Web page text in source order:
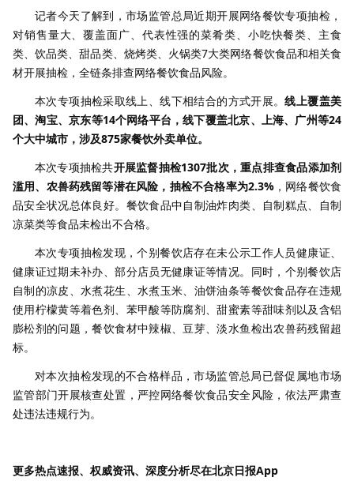
记者今天了解到，市场监管总局近期开展网络餐饮专项抽检，
对销售量大、覆盖面广、代表性强的菜肴类、小吃快餐类、主食
类、饮品类、甜品类、烧烤类、火锅类7大类网络餐饮食品和相关食
材开展抽检，全链条排查网络餐饮食品风险。
本次专项抽检采取线上、线下相结合的方式开展。线上覆盖美
团、淘宝、京东等14个网络平台，线下覆盖北京、上海、广州等24
个大中城市，涉及875家餐饮外卖单位。
本次专项抽检共开展监督抽检1307批次，重点排查食品添加剂
滥用、农兽药残留等潜在风险，抽检不合格率为2.3%，网络餐饮食
品安全状况总体良好。餐饮食品中自制油炸肉类、自制糕点、自制
凉菜类等食品未检出不合格。
本次专项抽检发现，个别餐饮店存在未公示工作人员健康证、
健康证过期未补办、部分店员无健康证等情况。同时，个别餐饮店
自制的凉皮、水煮花生、水煮玉米、油饼油条等餐饮食品存在违规
使用柠檬黄等着色剂、苯甲酸等防腐剂、甜蜜素等甜味剂以及含铝
膨松剂的问题，餐饮食材中辣椒、豆芽、淡水鱼检出农兽药残留超
标。
对本次抽检发现的不合格样品，市场监管总局已督促属地市场
监管部门开展核查处置，严控网络餐饮食品安全风险，依法严肃查
处违法违规行为。
更多热点速报、权威资讯、深度分析尽在北京日报App